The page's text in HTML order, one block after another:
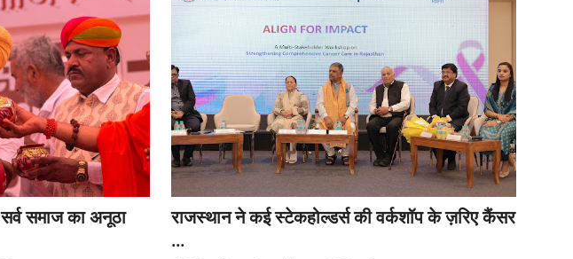
समाज का अनूठा
राजस्थान ने कई स्टेकहोल्डर्स की वर्कशॉप के ज़रिए कैंसर
...